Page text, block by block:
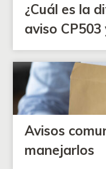
¿Cuál es la
aviso CP503
Avisos
manejarlos